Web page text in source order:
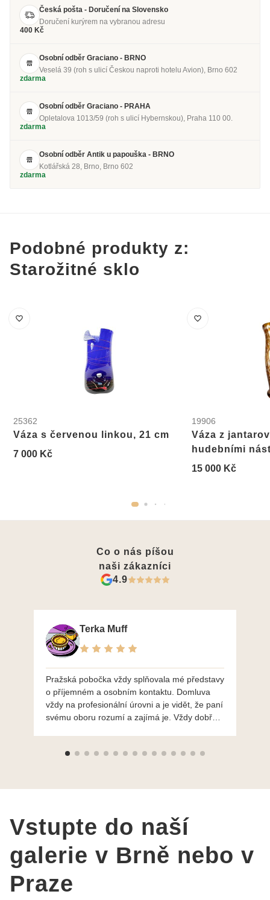
Česká pošta - Doručení na Slovensko
Doručení kurýrem na vybranou adresu
400 Kč
Osobní odběr Graciano - BRNO
Veselá 39 (roh s ulicí Českou naproti hotelu Avion), Brno 602
zdarma
Osobní odběr Graciano - PRAHA
Opletalova 1013/59 (roh s ulicí Hybernskou), Praha 110 00.
zdarma
Osobní odběr Antik u papouška - BRNO
Kotlářská 28, Brno, Brno 602
zdarma
Podobné produkty z:
Starožitné sklo
25362
Váza s červenou linkou, 21 cm
7 000 Kč
19906
Váza z
hudebními
15 000 Kč
Co o nás píšou
naši zákazníci
4.9
Terka Muff
Pražská pobočka vždy splňovala mé představy
o příjemném a osobním kontaktu. Domluva
vždy na profesionální úrovni a je vidět, že paní
svému oboru rozumí a zajímá je. Vždy dobře a
výběru, jak už bylo napsáno - na požádání
Vstupte do naší
galerie v Brně nebo v
Praze